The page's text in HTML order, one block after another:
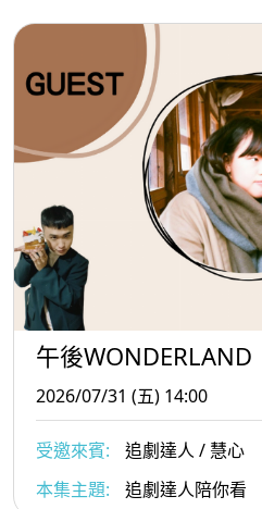
午後WONDERLAND
2026/07/31 (五) 14:00
受邀來賓:
追劇達人 / 慧心
本集主題:
追劇達人陪你看